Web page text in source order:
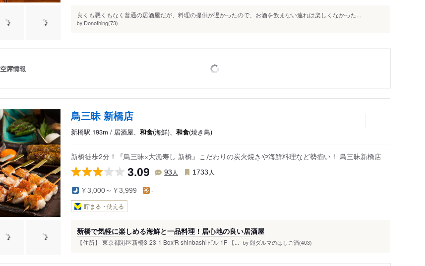
良くも悪くもなく普通の居酒屋だが、料理の提供が遅かったので、お酒を飲まない連れは楽しくなかった...
by Donothing(73)
空席情報
鳥三昧 新橋店
新橋駅 193m / 居酒屋、 和食(海鮮)、 和食(焼き鳥)
新橋徒歩2分！『鳥三昧×大漁寿し 新橋』こだわりの炭火焼きや海鮮料理など勢揃い！ 鳥三昧新橋店
3.09 93 人 1733 人
￥3,000～￥3,999 -
貯まる・使える
新橋で気軽に楽しめる海鮮と一品料理！居心地の良い居酒屋
【住所】 東京都港区新橋3-23-1 Box'R shinbashiビル 1F 【... by 髭ダルマのはしご酒(403)